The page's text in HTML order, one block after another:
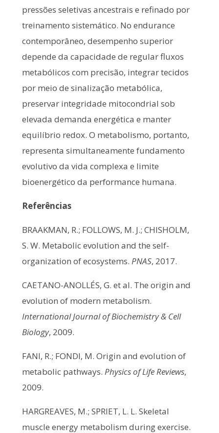
pressões seletivas ancestrais e refinado por
treinamento sistemático. No endurance
contemporâneo, desempenho superior
depende da capacidade de regular fluxos
metabólicos com precisão, integrar tecidos
por meio de sinalização metabólica,
preservar integridade mitocondrial sob
elevada demanda energética e manter
equilíbrio redox. O metabolismo, portanto,
representa simultaneamente fundamento
evolutivo da vida complexa e limite
bioenergético da performance humana.
Referências
BRAAKMAN, R.; FOLLOWS, M. J.; CHISHOLM,
S. W. Metabolic evolution and the self-
organization of ecosystems. PNAS, 2017.
CAETANO-ANOLLÉS, G. et al. The origin and
evolution of modern metabolism.
International Journal of Biochemistry & Cell
Biology, 2009.
FANI, R.; FONDI, M. Origin and evolution of
metabolic pathways. Physics of Life Reviews,
2009.
HARGREAVES, M.; SPRIET, L. L. Skeletal
muscle energy metabolism during exercise.